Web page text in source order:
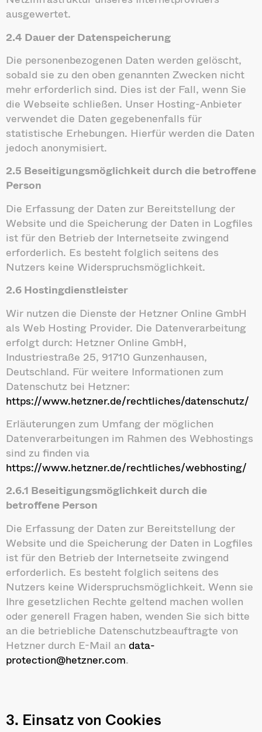
ausgewertet.
2.4 Dauer der Datenspeicherung
Die personenbezogenen Daten werden gelöscht,
sobald sie zu den oben genannten Zwecken nicht
mehr erforderlich sind. Dies ist der Fall, wenn Sie
die Webseite schließen. Unser Hosting-Anbieter
verwendet die Daten gegebenenfalls für
statistische Erhebungen. Hierfür werden die Daten
jedoch anonymisiert.
2.5 Beseitigungsmöglichkeit durch die betroffene
Person
Die Erfassung der Daten zur Bereitstellung der
Website und die Speicherung der Daten in Logfiles
ist für den Betrieb der Internetseite zwingend
erforderlich. Es besteht folglich seitens des
Nutzers keine Widerspruchsmöglichkeit.
2.6 Hostingdienstleister
Wir nutzen die Dienste der Hetzner Online GmbH
als Web Hosting Provider. Die Datenverarbeitung
erfolgt durch: Hetzner Online GmbH,
Industriestraße 25, 91710 Gunzenhausen,
Deutschland. Für weitere Informationen zum
Datenschutz bei Hetzner:
https://www.hetzner.de/rechtliches/datenschutz/
Erläuterungen zum Umfang der möglichen
Datenverarbeitungen im Rahmen des Webhostings
sind zu finden via
https://www.hetzner.de/rechtliches/webhosting/
2.6.1 Beseitigungsmöglichkeit durch die
betroffene Person
Die Erfassung der Daten zur Bereitstellung der
Website und die Speicherung der Daten in Logfiles
ist für den Betrieb der Internetseite zwingend
erforderlich. Es besteht folglich seitens des
Nutzers keine Widerspruchsmöglichkeit. Wenn sie
Ihre gesetzlichen Rechte geltend machen wollen
oder generell Fragen haben, wenden Sie sich bitte
an die betriebliche Datenschutzbeauftragte von
Hetzner durch E-Mail an data-
protection@hetzner.com.
3. Einsatz von Cookies